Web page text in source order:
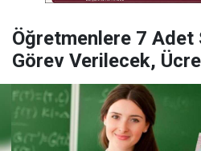
Öğretmenlere 7 Adet
Görev Verilecek,